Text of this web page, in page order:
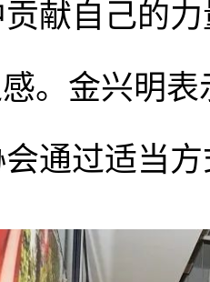
献自己的
。金兴明
通过适当